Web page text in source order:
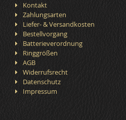
Kontakt
Zahlungsarten
Liefer- & Versandkosten
Bestellvorgang
Batterieverordnung
Ringgrößen
AGB
Widerrufsrecht
Datenschutz
Impressum